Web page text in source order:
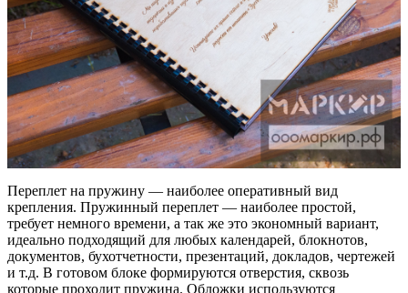
Переплет на пружину — наиболее оперативный вид
крепления. Пружинный переплет — наиболее простой,
требует немного времени, а так же это экономный вариант,
идеально подходящий для любых календарей, блокнотов,
документов, бухотчетности, презентаций, докладов, чертежей
и т.д. В готовом блоке формируются отверстия, сквозь
которые проходит пружина. Обложки используются